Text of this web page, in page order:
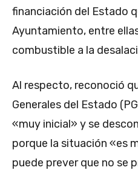
financiación del Estado
Ayuntamiento, entre
combustible a la
Al respecto, reconoció
Generales del Estado
«muy inicial» y se
porque la situación «es
puede prever que no se